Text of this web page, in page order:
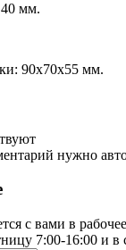
мм.
90x70x55 мм.
нужно
с вами в
7:00-16:00 и в